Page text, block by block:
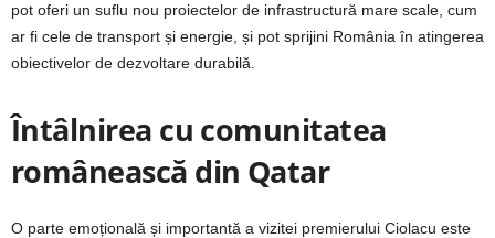
pot oferi un suflu nou proiectelor de infrastructură mare scale, cum
ar fi cele de transport și energie, și pot sprijini România în atingerea
obiectivelor de dezvoltare durabilă.
Întâlnirea cu comunitatea
românească din Qatar
O parte emoțională și importantă a vizitei premierului Ciolacu este